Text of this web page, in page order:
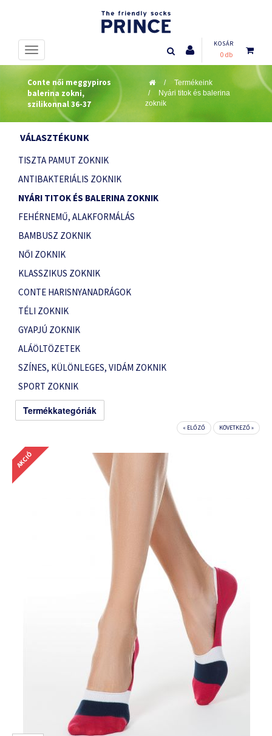
KOSÁR
0 db
Conte női meggypiros
balerina zokni,
szilikonnal 36-37
Termékeink
Nyári titok és balerina
zoknik
VÁLASZTÉKUNK
TISZTA PAMUT ZOKNIK
ANTIBAKTERIÁLIS ZOKNIK
NYÁRI TITOK ÉS BALERINA ZOKNIK
FEHÉRNEMŰ, ALAKFORMÁLÁS
BAMBUSZ ZOKNIK
NŐI ZOKNIK
KLASSZIKUS ZOKNIK
CONTE HARISNYANADRÁGOK
TÉLI ZOKNIK
GYAPJÚ ZOKNIK
ALÁÖLTÖZETEK
SZÍNES, KÜLÖNLEGES, VIDÁM ZOKNIK
SPORT ZOKNIK
Termékkategóriák
« ELŐZŐ KÖVETKEZŐ »
AKCIÓ